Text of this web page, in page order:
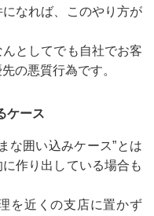
なれば、このやり方が
としてでも自社でお客
の悪質行為です。
ケース
な囲い込みケース”とは
作り出している場合も
を近くの支店に置かず